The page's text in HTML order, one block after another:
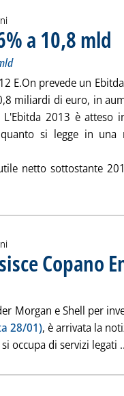
a 10,8 mld
E.On prevede un
miliardi di euro, in
L'Ebitda 2013 è atteso
si legge in una
netto sottostante
Copano
15.22.
Morgan e Shell per
28/01), è arrivata la
occupa di servizi legati